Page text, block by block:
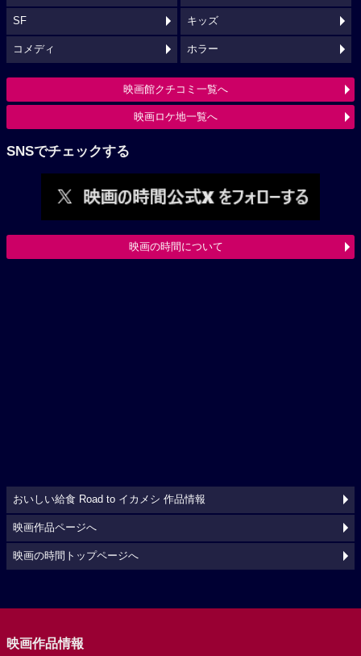
SF キッズ
コメディ ホラー
映画館クチコミ一覧へ
映画ロケ地一覧へ
SNSでチェックする
映画の時間について
おいしい給食 Road to イカメシ 作品情報
映画作品ページへ
映画の時間トップページへ
映画作品情報